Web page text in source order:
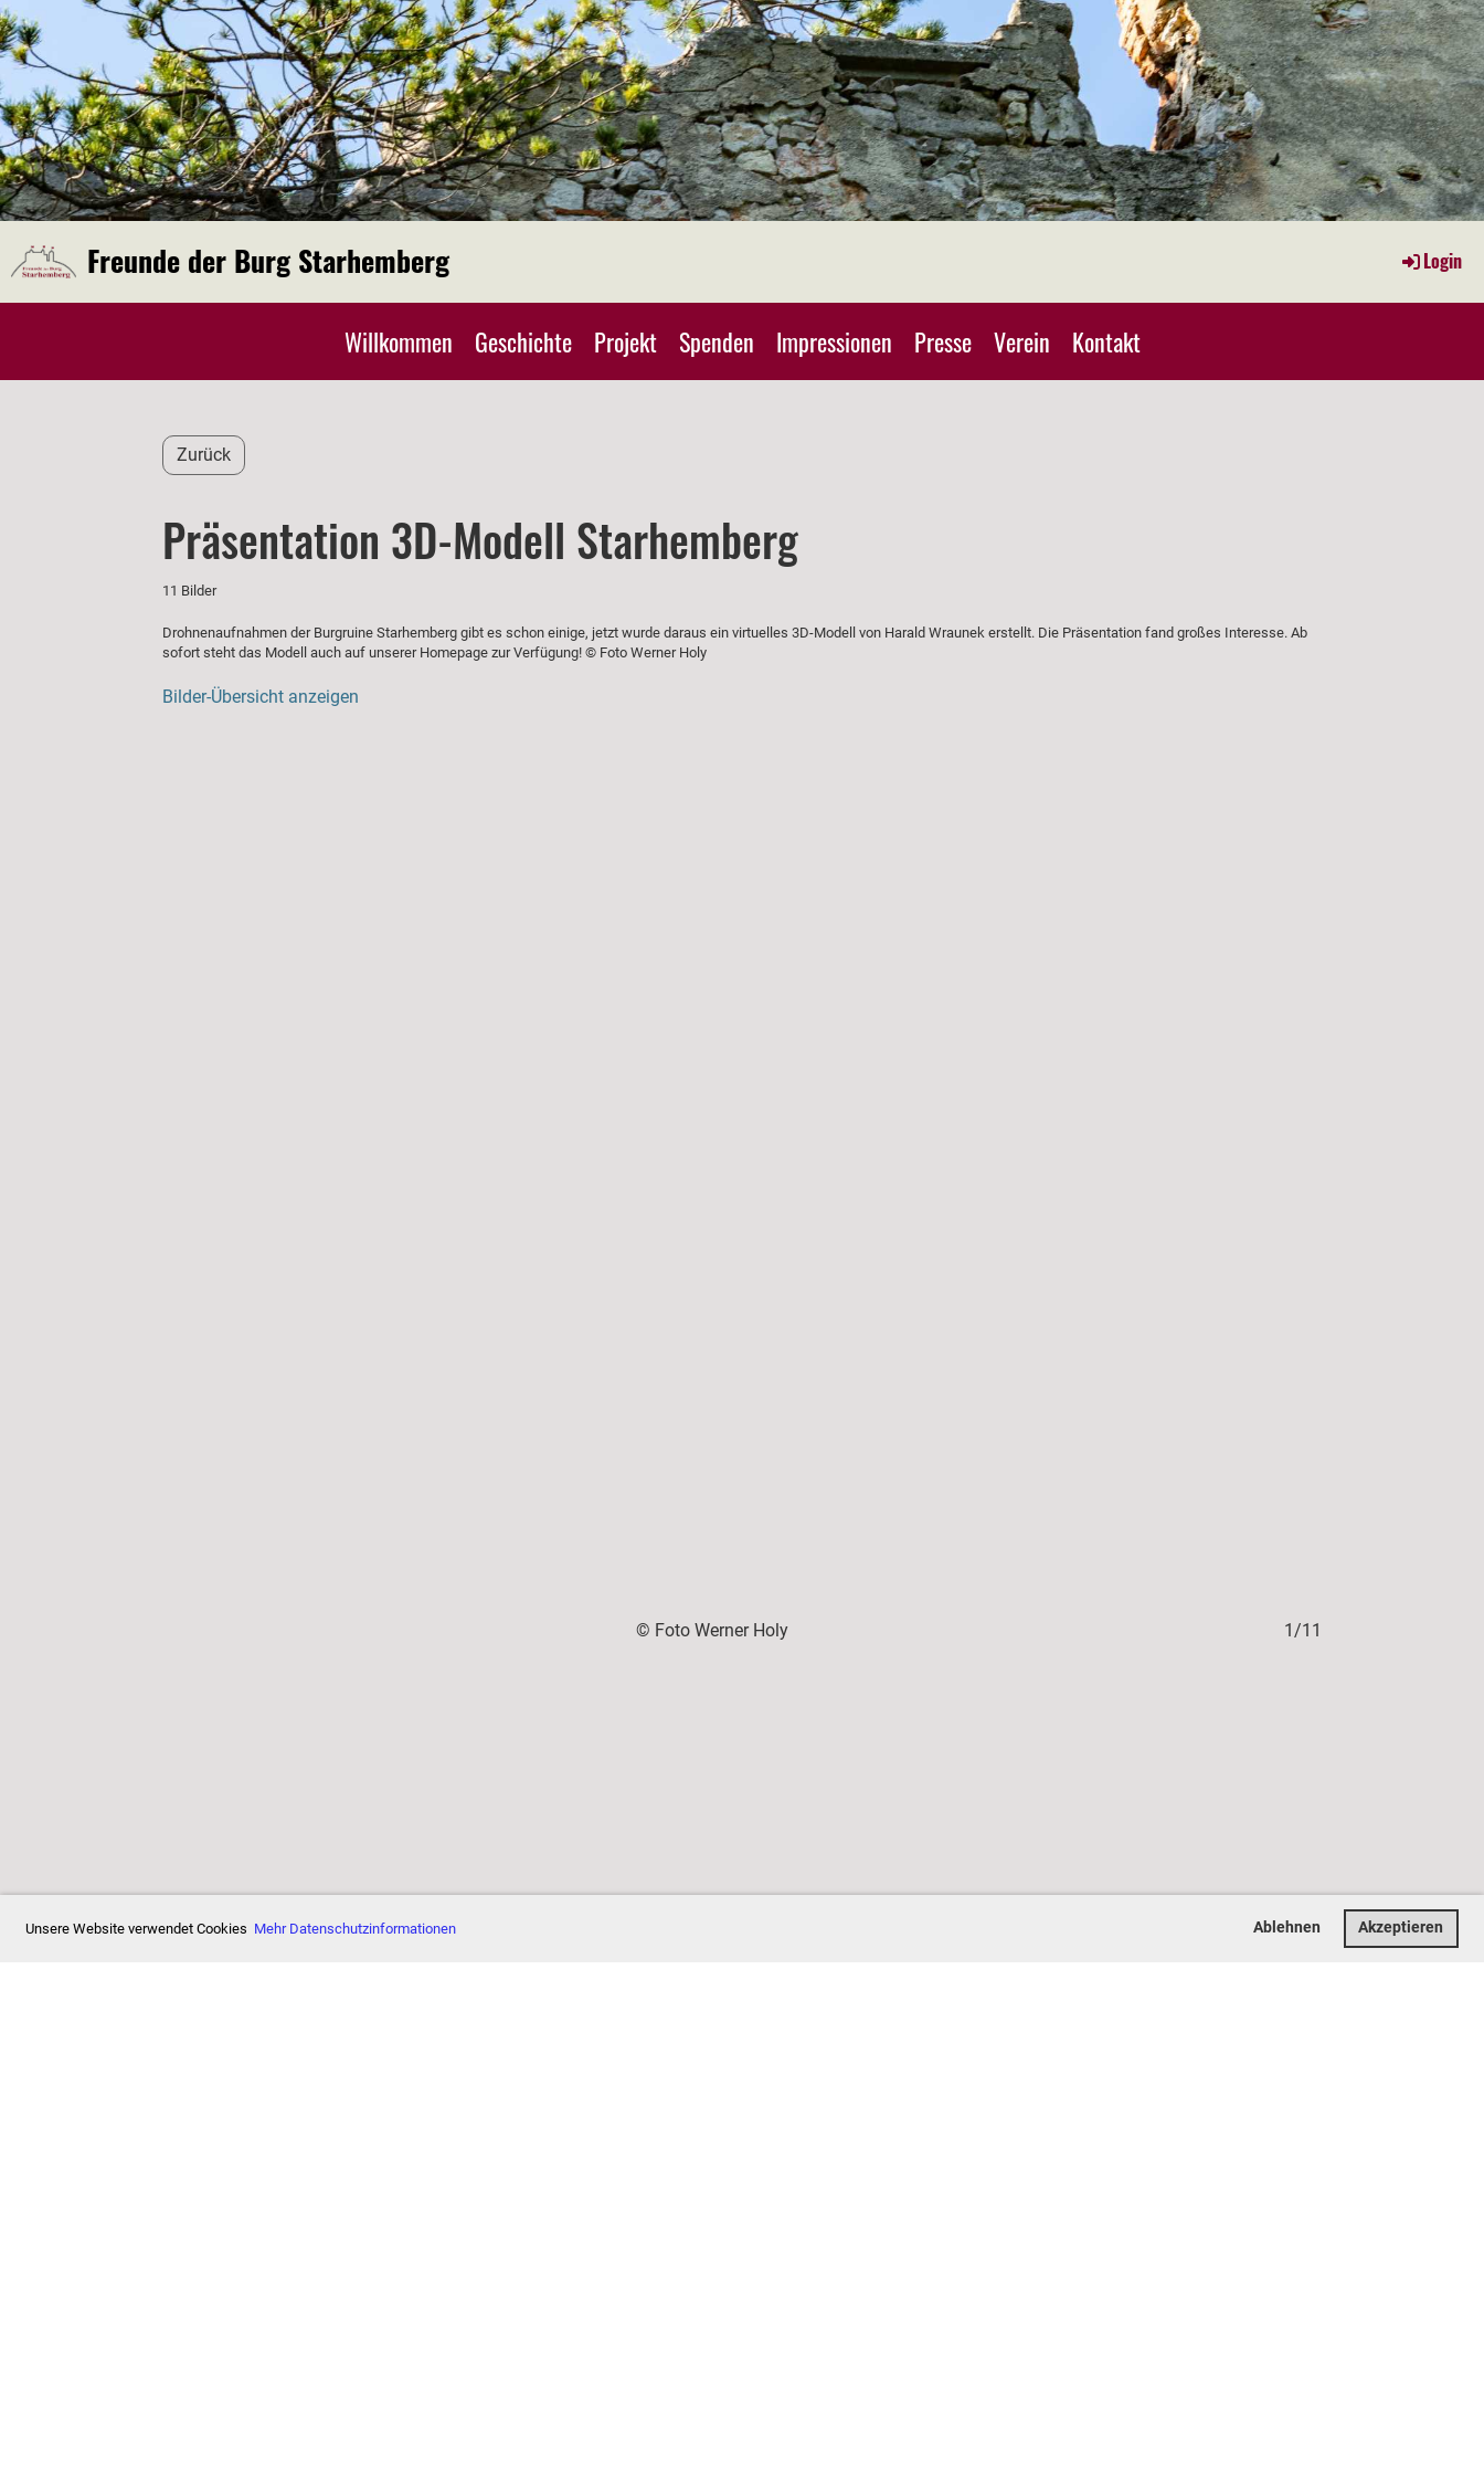
Unsere Website verwendet Cookies Mehr Datenschutzinformationen Ablehnen Akzeptieren
Freunde der Burg Starhemberg Login
Willkommen Geschichte Projekt Spenden Impressionen Presse Verein Kontakt
Zurück
Präsentation 3D-Modell Starhemberg
11 Bilder
Drohnenaufnahmen der Burgruine Starhemberg gibt es schon einige, jetzt wurde daraus ein virtuelles 3D-Modell von Harald Wraunek erstellt. Die Präsentation fand großes Interesse. Ab
sofort steht das Modell auch auf unserer Homepage zur Verfügung! © Foto Werner Holy
Bilder-Übersicht anzeigen
© Foto Werner Holy 1/11